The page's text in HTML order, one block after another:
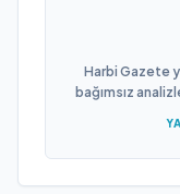
Harbi Gazete
bağımsız